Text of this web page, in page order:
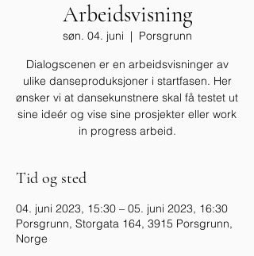
Arbeidsvisning
søn. 04. juni
  |
Porsgrunn
Dialogscenen er en arbeidsvisninger av
ulike danseproduksjoner i startfasen. Her
ønsker vi at dansekunstnere skal få testet ut
sine ideér og vise sine prosjekter eller work
in progress arbeid.
Tid og sted
04. juni 2023, 15:30 – 05. juni 2023, 16:30
Porsgrunn, Storgata 164, 3915 Porsgrunn,
Norge